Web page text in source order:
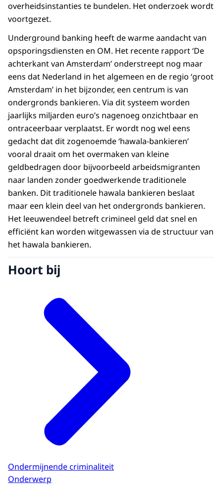
overheidsinstanties te bundelen. Het onderzoek wordt
voortgezet.
Underground banking heeft de warme aandacht van
opsporingsdiensten en OM. Het recente rapport ‘De
achterkant van Amsterdam’ onderstreept nog maar
eens dat Nederland in het algemeen en de regio ‘groot
Amsterdam’ in het bijzonder, een centrum is van
ondergronds bankieren. Via dit systeem worden
jaarlijks miljarden euro’s nagenoeg onzichtbaar en
ontraceerbaar verplaatst. Er wordt nog wel eens
gedacht dat dit zogenoemde ‘hawala-bankieren’
vooral draait om het overmaken van kleine
geldbedragen door bijvoorbeeld arbeidsmigranten
naar landen zonder goedwerkende traditionele
banken. Dit traditionele hawala bankieren beslaat
maar een klein deel van het ondergronds bankieren.
Het leeuwendeel betreft crimineel geld dat snel en
efficiënt kan worden witgewassen via de structuur van
het hawala bankieren.
Hoort bij
Ondermijnende criminaliteit
Onderwerp